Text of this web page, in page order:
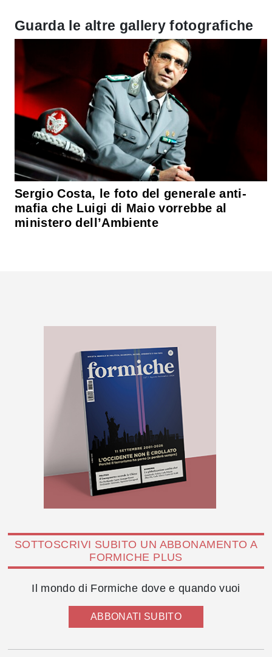
Guarda le altre gallery fotografiche
Sergio Costa, le foto del generale anti-
mafia che Luigi di Maio vorrebbe al
ministero dell’Ambiente
SOTTOSCRIVI SUBITO UN ABBONAMENTO A
FORMICHE PLUS
Il mondo di Formiche dove e quando vuoi
ABBONATI SUBITO